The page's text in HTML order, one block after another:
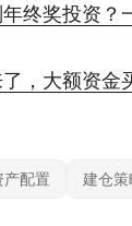
终奖投资？
，大额资金
产配置 建仓策